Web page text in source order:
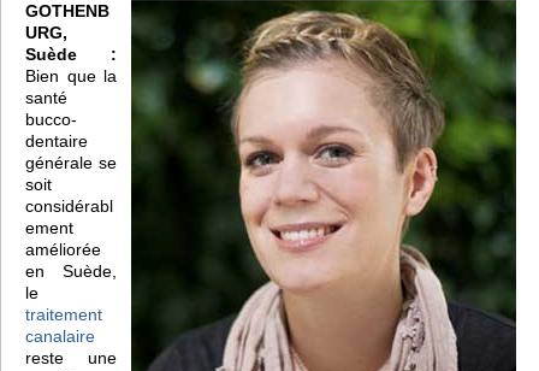
GOTHENB
URG,
Suède :
Bien que la
santé
bucco-
dentaire
générale se
soit
considérabl
ement
améliorée
en Suède,
le
traitement
canalaire
reste une